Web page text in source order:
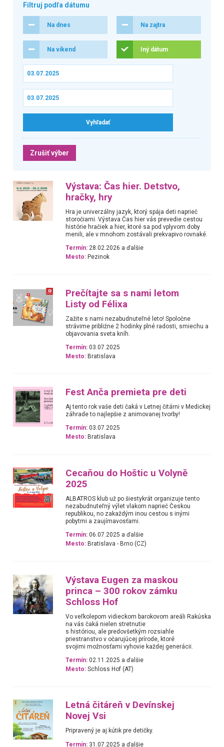
Filtruj podľa dátumu
Na dnes Na zajtra
Na víkend Iný dátum
Zrušiť výber
Výstava: Čas hier. Detstvo,
hračky, hry
Hra je univerzálny jazyk, ktorý spája deti naprieč
storočiami. Výstava Čas hier vás prevedie cestou
histórie hračiek a hier, ktoré sa pod vplyvom doby
menili, ale v mnohom zostávali prekvapivo rovnaké.
Termín: 28.02.2026 a ďalšie
Mesto: Pezinok
Prečítajte sa s nami letom
Listy od Félixa
Zažite s nami nezabudnuteľné leto! Spoločne
strávime približne 2 hodinky plné radosti, smiechu a
objavovania sveta kníh.
Termín: 03.07.2025
Mesto: Bratislava
Fest Anča premieta pre deti
Aj tento rok vaše deti čaká v Letnej čitárni v Medickej
záhrade to najlepšie z animovanej tvorby!
Termín: 03.07.2025
Mesto: Bratislava
Cecaňou do Hoštic u Volyně
2025
ALBATROS klub už po šiestykrát organizuje tento
nezabudnuteľný výlet vlakom naprieč Českou
republikou, no zakaždým inou cestou s inými
pobytmi a zaujímavosťami.
Termín: 06.07.2025 a ďalšie
Mesto: Bratislava - Brno (CZ)
Výstava Eugen za maskou
princa – 300 rokov zámku
Schloss Hof
Vo veľkolepom vidieckom barokovom areáli Rakúska
na vás čaká nielen stretnutie
s históriou, ale predovšetkým rozsiahle
priestranstvo v očarujúcej prírode, ktoré
svojimi možnosťami vyhovie každej generácii.
Termín: 02.11.2025 a ďalšie
Mesto: Schloss Hof (AT)
Letná čitáreň v Devínskej
Novej Vsi
Pripravený je aj kútik pre detičky.
Termín: 31.07.2025 a ďalšie